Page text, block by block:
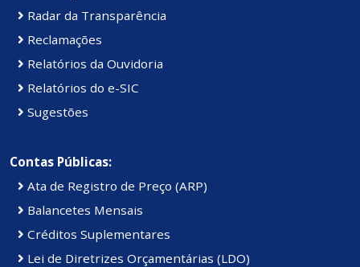
Radar da Transparência
Reclamações
Relatórios da Ouvidoria
Relatórios do e-SIC
Sugestões
Contas Públicas:
Ata de Registro de Preço (ARP)
Balancetes Mensais
Créditos Suplementares
Lei de Diretrizes Orçamentárias (LDO)